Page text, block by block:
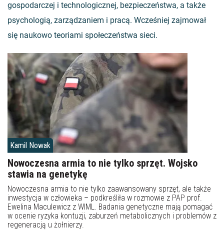
gospodarczej i technologicznej, bezpieczeństwa, a także
psychologią, zarządzaniem i pracą. Wcześniej zajmował
się naukowo teoriami społeczeństwa sieci.
Kamil Nowak
Nowoczesna armia to nie tylko sprzęt. Wojsko
stawia na genetykę
Nowoczesna armia to nie tylko zaawansowany sprzęt, ale także
inwestycja w człowieka – podkreśliła w rozmowie z PAP prof.
Ewelina Maculewicz z WIML. Badania genetyczne mają pomagać
w ocenie ryzyka kontuzji, zaburzeń metabolicznych i problemów z
regeneracją u żołnierzy.